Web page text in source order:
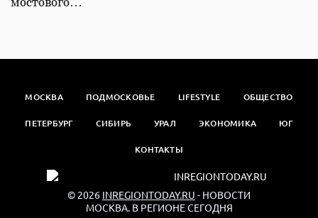
мостового…
МОСКВА ПОДМОСКОВЬЕ LIFESTYLE ОБЩЕСТВО
ПЕТЕРБУРГ СИБИРЬ УРАЛ ЭКОНОМИКА ЮГ
КОНТАКТЫ
© 2026 INREGIONTODAY.RU - НОВОСТИ
МОСКВА. В РЕГИОНЕ СЕГОДНЯ